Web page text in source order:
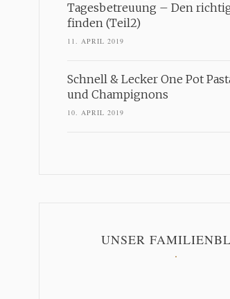
Tagesbetreuung – Den
finden (Teil2)
11. APRIL 2019
Schnell & Lecker One Pot
und Champignons
10. APRIL 2019
UNSER